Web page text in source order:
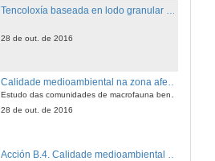
28 de out. de 2016
Calidade medioambiental na zona afectada polo efluente
28 de out. de 2016